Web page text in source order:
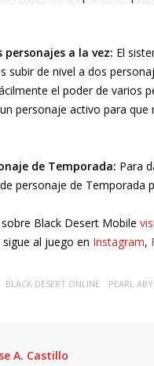
personajes a la vez: El
subir de nivel a dos
el poder de varios
personaje activo para
de Temporada: Para
personaje de Temporada
Black Desert Mobile
al juego en Instagram,
BLACK DESERT ONLINE PEARL
A. Castillo